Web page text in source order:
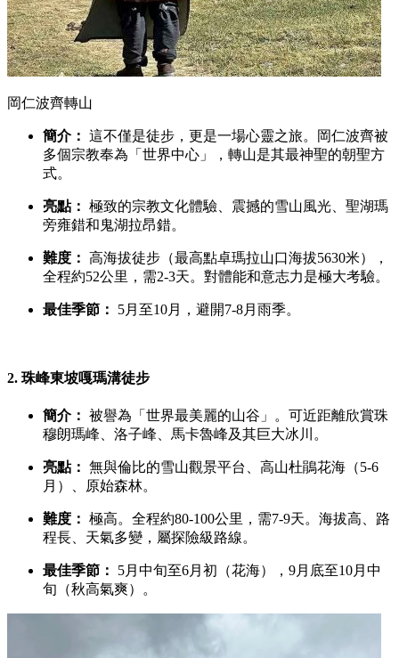
岡仁波齊轉山
簡介： 這不僅是徒步，更是一場心靈之旅。岡仁波齊被
多個宗教奉為「世界中心」，轉山是其最神聖的朝聖方
式。
亮點： 極致的宗教文化體驗、震撼的雪山風光、聖湖瑪
旁雍錯和鬼湖拉昂錯。
難度： 高海拔徒步（最高點卓瑪拉山口海拔5630米），
全程約52公里，需2-3天。對體能和意志力是極大考驗。
最佳季節： 5月至10月，避開7-8月雨季。
2. 珠峰東坡嘎瑪溝徒步
簡介： 被譽為「世界最美麗的山谷」。可近距離欣賞珠
穆朗瑪峰、洛子峰、馬卡魯峰及其巨大冰川。
亮點： 無與倫比的雪山觀景平台、高山杜鵑花海（5-6
月）、原始森林。
難度： 極高。全程約80-100公里，需7-9天。海拔高、路
程長、天氣多變，屬探險級路線。
最佳季節：
5月中旬至6月初（花海），9月底至10月中
旬（秋高氣爽）。